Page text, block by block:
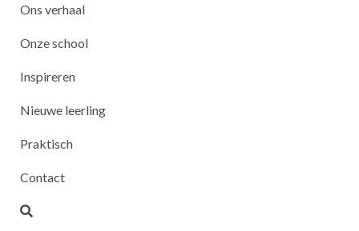
Ons verhaal
Onze school
Inspireren
Nieuwe leerling
Praktisch
Contact